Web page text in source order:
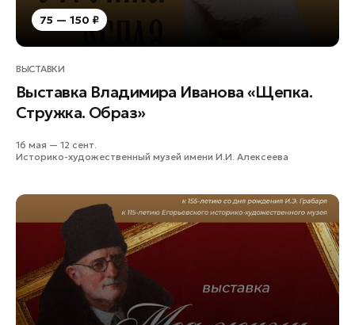
75 — 150 ₽
ВЫСТАВКИ
Выставка Владимира Иванова «Щепка.
Стружка. Образ»
16 мая — 12 сент.
Историко-художественный музей имени И.И. Алексеева